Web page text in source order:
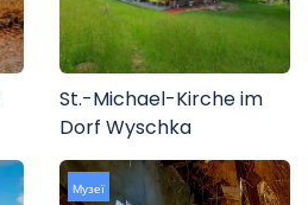
St.-Michael-Kirche im
Dorf Wyschka
Музеї